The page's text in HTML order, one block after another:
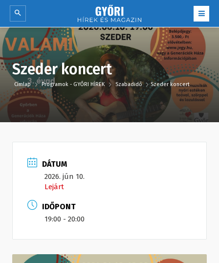
Szeder koncert
Címlap Programok - GYŐRI HÍREK Szabadidő Szeder koncert
DÁTUM
2026. jún 10.
Lejárt
IDŐPONT
19:00 - 20:00